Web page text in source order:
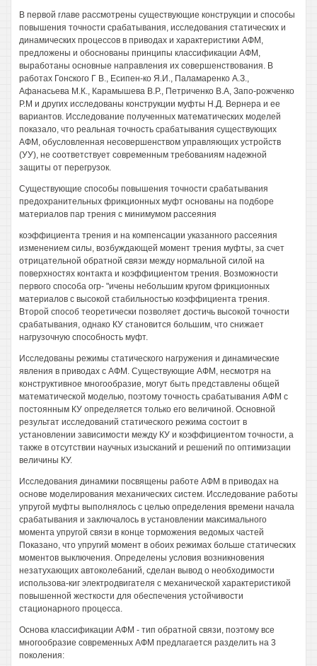
В первой главе рассмотрены существующие конструкции и способы
повышения точности срабатывания, исследования статических и
динамических процессов в приводах и характеристики АФМ,
предложены и обоснованы принципы классификации АФМ,
выработаны основные направления их совершенствования. В
работах Гонского Г В., Есипен-ко Я.И., Паламаренко А.З.,
Афанасьева М.К., Карамышева В.Р., Петриченко В.А, Запо-рожченко
Р.М и других исследованы конструкции муфты Н.Д. Вернера и ее
вариантов. Исследование полученных математических моделей
показало, что реальная точность срабатывания существующих
АФМ, обусловленная несовершенством управляющих устройств
(УУ), не соответствует современным требованиям надежной
защиты от перегрузок.
Существующие способы повышения точности срабатывания
предохранительных фрикционных муфт основаны на подборе
материалов пар трения с минимумом рассеяния
коэффициента трения и на компенсации указанного рассеяния
изменением силы, возбуждающей момент трения муфты, за счет
отрицательной обратной связи между нормальной силой на
поверхностях контакта и коэффициентом трения. Возможности
первого способа огр- "ичены небольшим кругом фрикционных
материалов с высокой стабильностью коэффициента трения.
Второй способ теоретически позволяет достичь высокой точности
срабатывания, однако КУ становится большим, что снижает
нагрузочную способность муфт.
Исследованы режимы статического нагружения и динамические
явления в приводах с АФМ. Существующие АФМ, несмотря на
конструктивное многообразие, могут быть представлены общей
математической моделью, поэтому точность срабатывания АФМ с
постоянным КУ определяется только его величиной. Основной
результат исследований статического режима состоит в
установлении зависимости между КУ и коэффициентом точности, а
также в отсутствии научных изысканий и решений по оптимизации
величины КУ.
Исследования динамики посвящены работе АФМ в приводах на
основе моделирования механических систем. Исследование работы
упругой муфты выполнялось с целью определения времени начала
срабатывания и заключалось в установлении максимального
момента упругой связи в конце торможения ведомых частей
Показано, что упругий момент в обоих режимах больше статических
моментов выключения. Определены условия возникновения
незатухающих автоколебаний, сделан вывод о необходимости
использова-киг электродвигателя с механической характеристикой
повышенной жесткости для обеспечения устойчивости
стационарного процесса.
Основа классификации АФМ - тип обратной связи, поэтому все
многообразие современных АФМ предлагается разделить на 3
поколения: